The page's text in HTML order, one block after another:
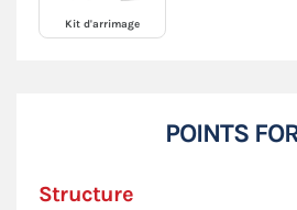
Kit d'arrimage
POINTS
Structure